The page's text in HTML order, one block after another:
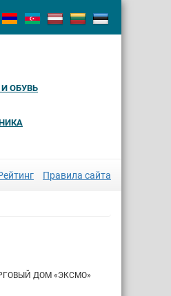
ОБУВЬ
Правила сайта
ДОМ «ЭКСМО»